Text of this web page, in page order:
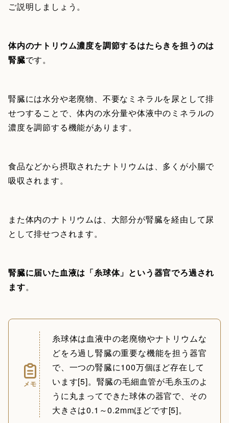
ご説明しましょう。
体内のナトリウム濃度を調節するはたらきを担うのは
腎臓です。
腎臓には水分や老廃物、不要なミネラルを尿として排
せつすることで、体内の水分量や体液中のミネラルの
濃度を調節する機能があります。
食品などから摂取されたナトリウムは、多くが小腸で
吸収されます。
また体内のナトリウムは、大部分が腎臓を経由して尿
として排せつされます。
腎臓に届いた血液は「糸球体」という器官でろ過され
ます。
メモ
糸球体は血液中の老廃物やナトリウムな
どをろ過し腎臓の重要な機能を担う器官
で、一つの腎臓に100万個ほど存在して
います[5]。腎臓の毛細血管が毛糸玉のよ
うに丸まってできた球体の器官で、その
大きさは0.1～0.2mmほどです[5]。